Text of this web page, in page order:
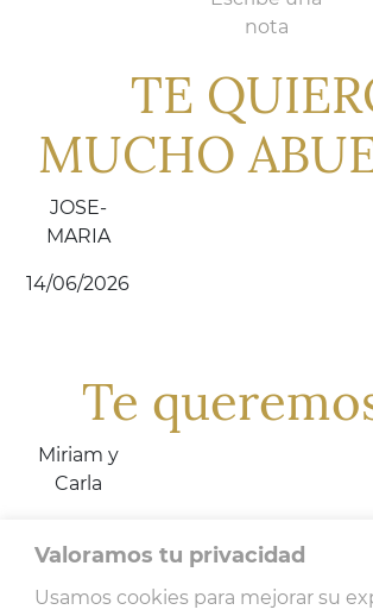
Valoramos tu privacidad
Usamos cookies para mejorar su
nota
TE
MUCHO
JOSE-
MARIA
14/06/2026
Te
Miriam y
Carla